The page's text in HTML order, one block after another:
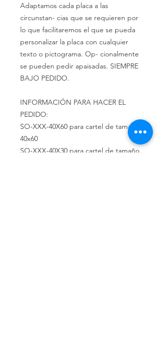
Adaptamos cada placa a las
circunstan- cias que se requieren por
lo que facilitaremos el que se pueda
personalizar la placa con cualquier
texto o pictograma. Op- cionalmente
se pueden pedir apaisadas. SIEMPRE
BAJO PEDIDO.
INFORMACIÓN PARA HACER EL
PEDIDO:
SO-XXX-40X60 para cartel de tamaño
40x60
SO-XXX-40X30 para cartel de tamaño